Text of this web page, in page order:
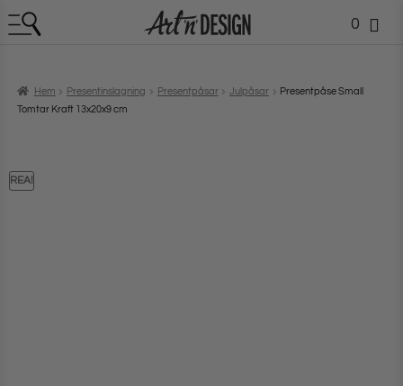
0
Hem Presentinslagning Presentpåsar Julpåsar
Presentpåse Small
Tomtar Kraft 13x20x9 cm
REA!